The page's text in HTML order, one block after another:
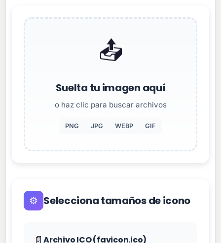
📤
Suelta tu imagen aquí
o haz clic para buscar archivos
PNG JPG WEBP GIF
⚙️ Selecciona tamaños de icono
📄Archivo ICO (favicon.ico)